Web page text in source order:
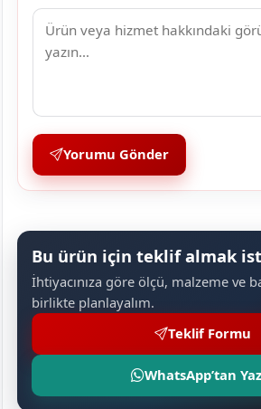
Yorumu Gönder
Bu ürün için teklif almak
İhtiyacınıza göre ölçü, malzeme ve
birlikte planlayalım.
Teklif Formu
WhatsApp’tan